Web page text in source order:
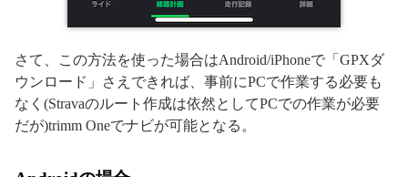
さて、この方法を使った場合はAndroid/iPhoneで「GPXダ
ウンロード」さえできれば、事前にPCで作業する必要も
なく(Stravaのルート作成は依然としてPCでの作業が必要
だが)trimm Oneでナビが可能となる。